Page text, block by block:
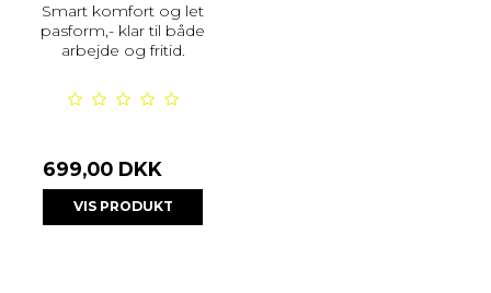
Smart komfort og let
pasform,- klar til både
arbejde og fritid.
699,00 DKK
VIS PRODUKT